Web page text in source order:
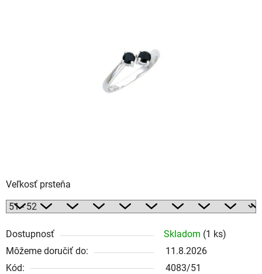
Veľkosť prsteňa
Dostupnosť Skladom (1 ks)
Môžeme doručiť do:
11.8.2026
Kód:
4083/51